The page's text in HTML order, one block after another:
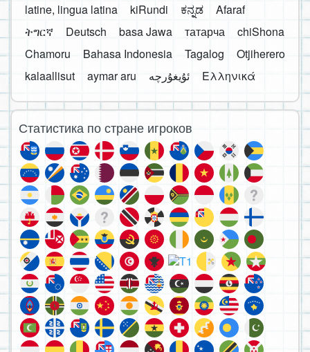
latine, lingua latina
kiRundi ಕನ್ನಡ
Afaraf
ትግርኛ
Deutsch basa Jawa татарча
chiShona
Chamoru
Bahasa Indonesia Tagalog
Otjiherero
kalaallisut
aymar aru Ελληνικά
Статистика по стране игроков